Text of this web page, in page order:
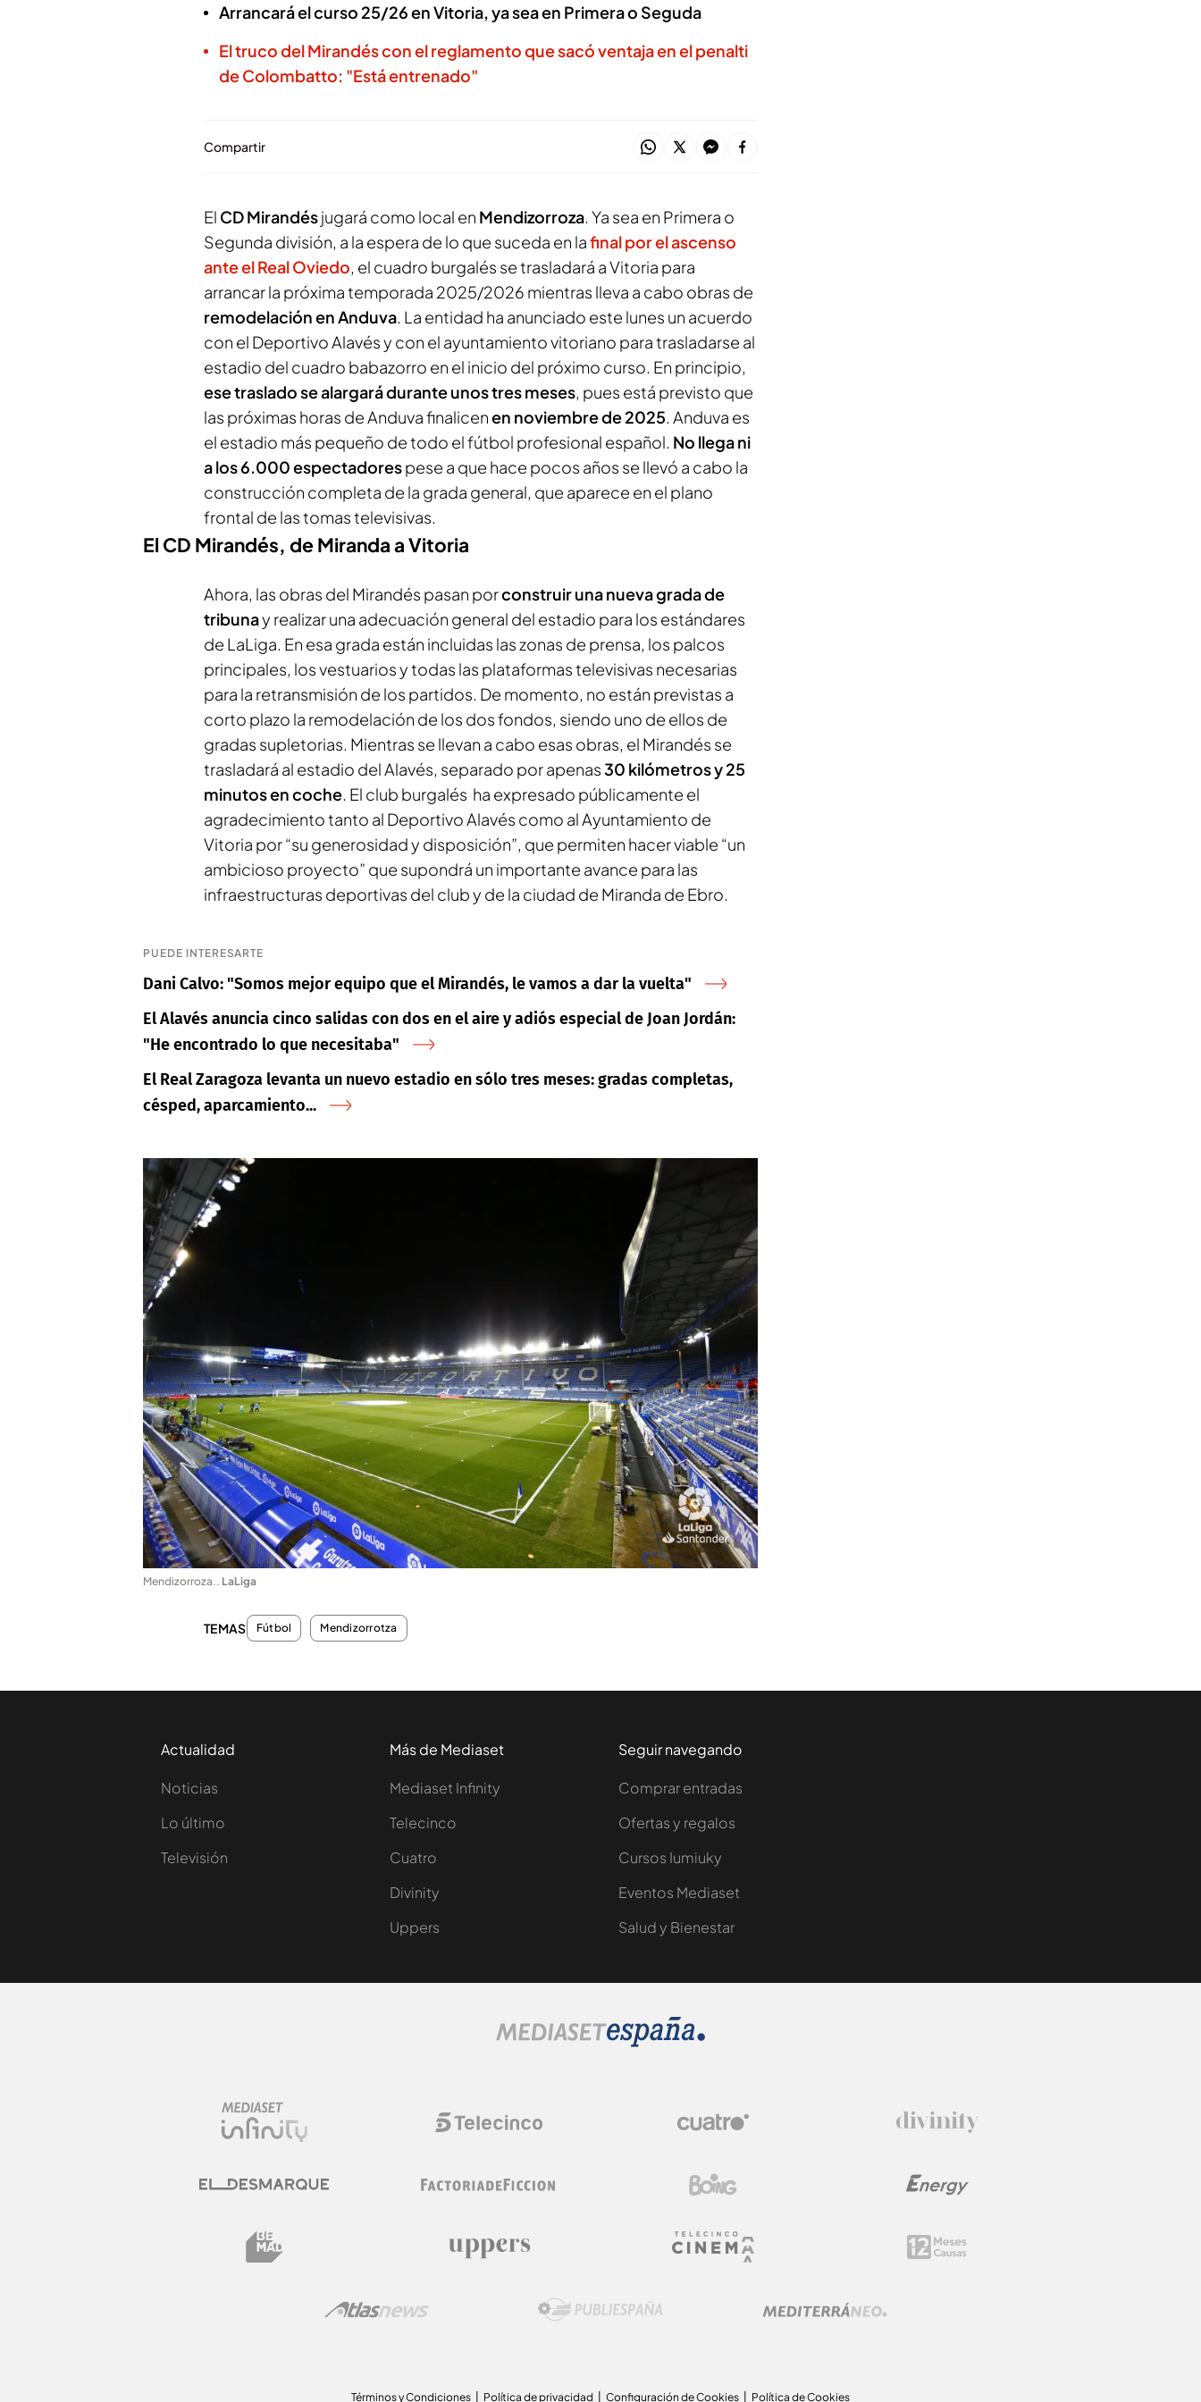
Arrancará el curso 25/26 en Vitoria, ya sea en Primera o Seguda
El truco del Mirandés con el reglamento que sacó ventaja en el penalti
de Colombatto: "Está entrenado"
Compartir
El CD Mirandésjugará como local en Mendizorroza. Ya sea en Primera o
Segunda división, a la espera de lo que suceda en lafinal por el ascenso
ante el Real Oviedo, el cuadro burgalés se trasladará a Vitoria para
arrancar la próxima temporada 2025/2026 mientras lleva a cabo obras de
remodelación en Anduva. La entidad ha anunciado este lunes un acuerdo
con el Deportivo Alavés y con el ayuntamiento vitoriano para trasladarse al
estadio del cuadro babazorro en el inicio del próximo curso. En principio,
ese traslado se alargará durante unos tres meses, pues está previsto que
las próximas horas de Anduva finalicenen noviembre de 2025. Anduva es
el estadio más pequeño de todo el fútbol profesional español. No llega ni
a los 6.000 espectadorespese a que hace pocos años se llevó a cabo la
construcción completa de la grada general, que aparece en el plano
frontal de las tomas televisivas.
El CD Mirandés, de Miranda a Vitoria
Ahora, las obras del Mirandés pasan porconstruir una nueva grada de
tribunay realizar una adecuación general del estadio para los estándares
de LaLiga. En esa grada están incluidas las zonas de prensa, los palcos
principales, los vestuarios y todas las plataformas televisivas necesarias
para la retransmisión de los partidos. De momento, no están previstas a
corto plazo la remodelación de los dos fondos, siendo uno de ellos de
gradas supletorias. Mientras se llevan a cabo esas obras, el Mirandés se
trasladará al estadio del Alavés, separado por apenas30 kilómetros y 25
minutos en coche. El club burgalés ha expresado públicamente el
agradecimiento tanto al Deportivo Alavés como al Ayuntamiento de
Vitoria por “su generosidad y disposición”, que permiten hacer viable “un
ambicioso proyecto” que supondrá un importante avance para las
infraestructuras deportivas del club y de la ciudad de Miranda de Ebro.
PUEDE INTERESARTE
Dani Calvo: "Somos mejor equipo que el Mirandés, le vamos a dar la vuelta"
El Alavés anuncia cinco salidas con dos en el aire y adiós especial de Joan Jordán:
"He encontrado lo que necesitaba"
El Real Zaragoza levanta un nuevo estadio en sólo tres meses: gradas completas,
césped, aparcamiento...
Mendizorroza.. LaLiga
TEMAS Fútbol Mendizorrotza
Actualidad
Noticias
Lo último
Televisión
Más de Mediaset
Mediaset Infinity
Telecinco
Cuatro
Divinity
Uppers
Seguir navegando
Comprar entradas
Ofertas y regalos
Cursos Iumiuky
Eventos Mediaset
Salud y Bienestar
Términos y Condiciones Política de privacidad Configuración de Cookies Política de Cookies